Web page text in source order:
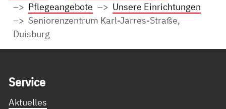
Pflegeangebote
Unsere Einrichtungen
Seniorenzentrum Karl-Jarres-Straße,
Duisburg
Ser­vice
Aktuelles